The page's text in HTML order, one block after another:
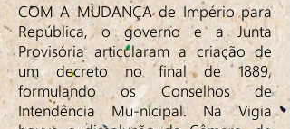
COM A MUDANÇA de Império para
República, o governo e a Junta
Provisória articularam a criação de
um decreto no final de 1889,
formulando os Conselhos de
Intendência Mu-nicipal. Na Vigia